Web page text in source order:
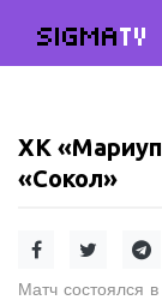
SIGMATV
ХК
«Сокол»
Матч состоялся